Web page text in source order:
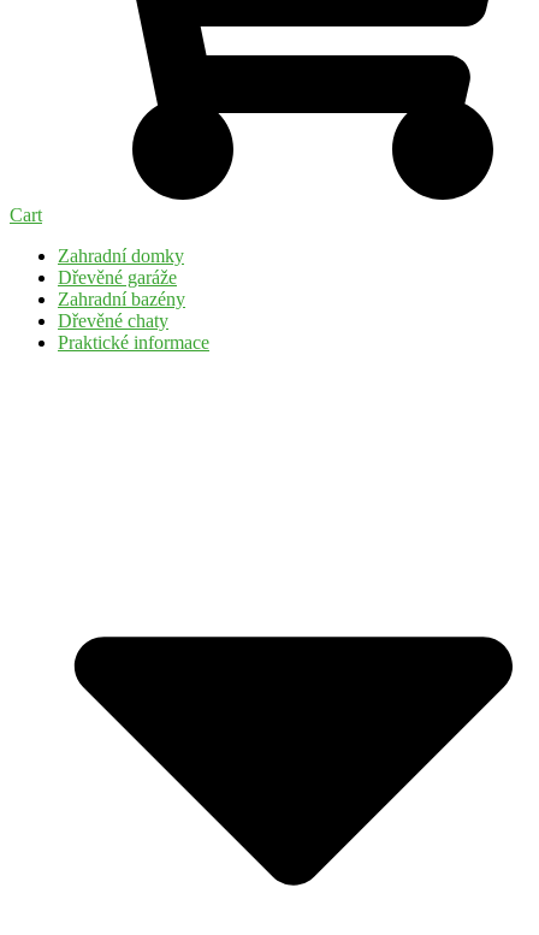
Cart
Zahradní domky
Dřevěné garáže
Zahradní bazény
Dřevěné chaty
Praktické informace